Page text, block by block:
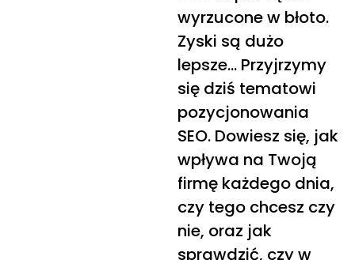
wyrzucone w błoto.
Zyski są dużo
lepsze… Przyjrzymy
się dziś tematowi
pozycjonowania
SEO. Dowiesz się, jak
wpływa na Twoją
firmę każdego dnia,
czy tego chcesz czy
nie, oraz jak
sprawdzić, czy w